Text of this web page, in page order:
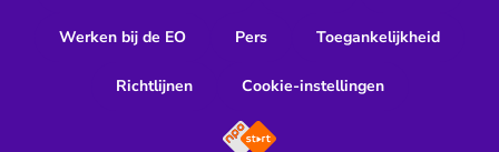
Werken bij de EO Pers Toegankelijkheid
Richtlijnen Cookie-instellingen